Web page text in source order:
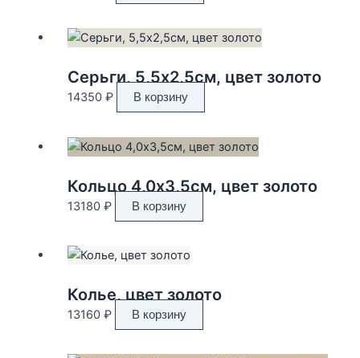
Серьги, 5,5х2,5см, цвет золото
14350 ₽ В корзину
Кольцо 4,0х3,5см, цвет золото
13180 ₽ В корзину
Колье, цвет золото
13160 ₽ В корзину